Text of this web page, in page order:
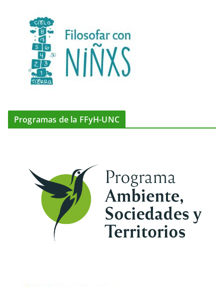
Programas de la FFyH-UNC